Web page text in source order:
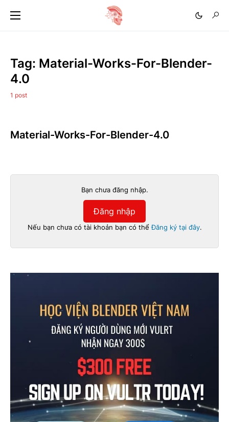
Tag: Material-Works-For-Blender-
4.0
1 post
Material-Works-For-Blender-4.0
Bạn chưa đăng nhập.
Đăng nhập
Nếu bạn chưa có tài khoản bạn có thểĐăng ký tại đây.